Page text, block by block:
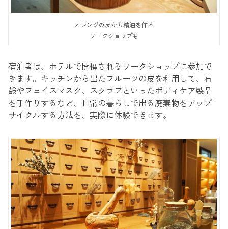
オレンジの皮から精油を作る
ワークショップも
宿泊者は、ホテルで開催されるワークショップに参加で
きます。キッチンから出たフルーツの皮を利用して、石
鹸やフェイスマスク、スクラブといったボディケア製品
を手作りするなど、日常の暮らしで出る廃棄物をアップ
サイクルする方法を、実際に体験できます。